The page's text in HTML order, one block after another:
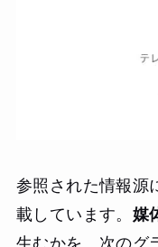
参照された情報源
載しています。 媒